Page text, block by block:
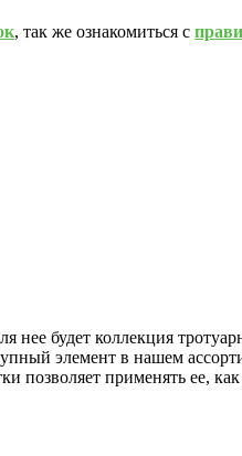
, так же ознакомиться с
нее будет коллекция
элемент в нашем
позволяет применять ее,